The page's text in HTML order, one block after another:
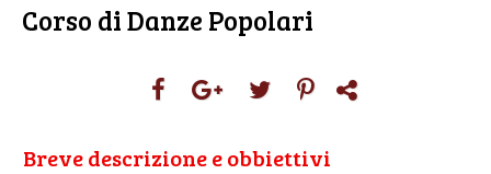
Corso di Danze Popolari
Breve descrizione e obbiettivi